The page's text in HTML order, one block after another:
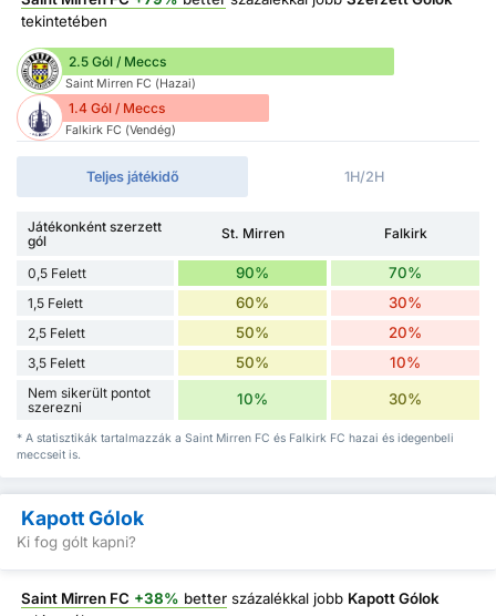
tekintetében
2.5 Gól / Meccs
Saint Mirren FC (Hazai)
1.4 Gól / Meccs
Falkirk FC (Vendég)
Teljes játékidő 1H/2H
Játékonként szerzett
gól
St. Mirren Falkirk
0,5 Felett 90% 70%
1,5 Felett 60% 30%
2,5 Felett 50% 20%
3,5 Felett 50% 10%
Nem sikerült pontot
szerezni
10% 30%
* A statisztikák tartalmazzák a Saint Mirren FC és Falkirk FC hazai és idegenbeli
meccseit is.
Kapott Gólok
Ki fog gólt kapni?
Saint Mirren FC +38% better százalékkal jobb Kapott Gólok